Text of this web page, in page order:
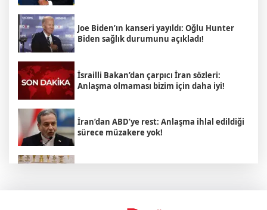
Joe Biden’ın kanseri yayıldı: Oğlu Hunter
Biden sağlık durumunu açıkladı!
İsrailli Bakan’dan çarpıcı İran sözleri:
Anlaşma olmaması bizim için daha iyi!
İran’dan ABD’ye rest: Anlaşma ihlal edildiği
sürece müzakere yok!